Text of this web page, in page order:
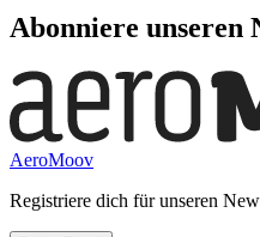
Abonniere unseren
AeroMoov
Registriere dich für unseren